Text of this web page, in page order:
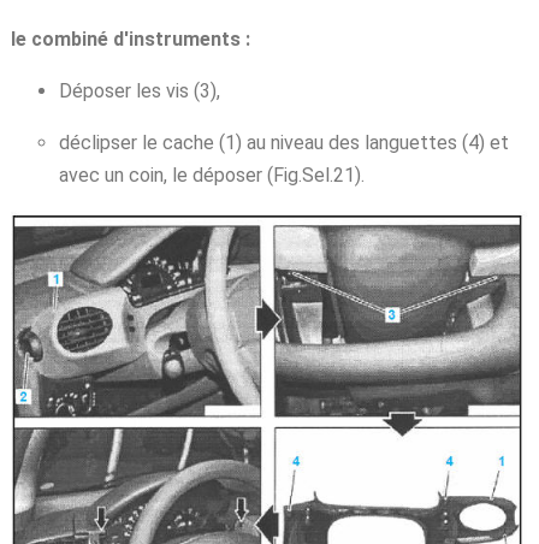
le combiné d'instruments :
Déposer les vis (3),
déclipser le cache (1) au niveau des languettes (4) et
avec un coin, le déposer (Fig.Sel.21).